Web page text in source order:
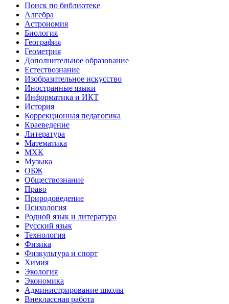
Поиск по библиотеке
Алгебра
Астрономия
Биология
География
Геометрия
Дополнительное образование
Естествознание
Изобразительное искусство
Иностранные языки
Информатика и ИКТ
История
Коррекционная педагогика
Краеведение
Литература
Математика
МХК
Музыка
ОБЖ
Обществознание
Право
Природоведение
Психология
Родной язык и литература
Русский язык
Технология
Физика
Физкультура и спорт
Химия
Экология
Экономика
Администрирование школы
Внеклассная работа